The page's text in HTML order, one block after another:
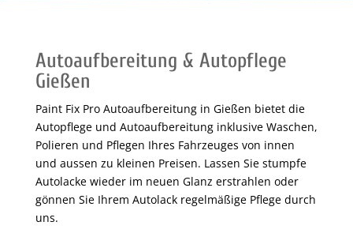
Autoaufbereitung & Autopflege
Gießen
Paint Fix Pro Autoaufbereitung in Gießen bietet die
Autopflege und Autoaufbereitung inklusive Waschen,
Polieren und Pflegen Ihres Fahrzeuges von innen
und aussen zu kleinen Preisen. Lassen Sie stumpfe
Autolacke wieder im neuen Glanz erstrahlen oder
gönnen Sie Ihrem Autolack regelmäßige Pflege durch
uns.